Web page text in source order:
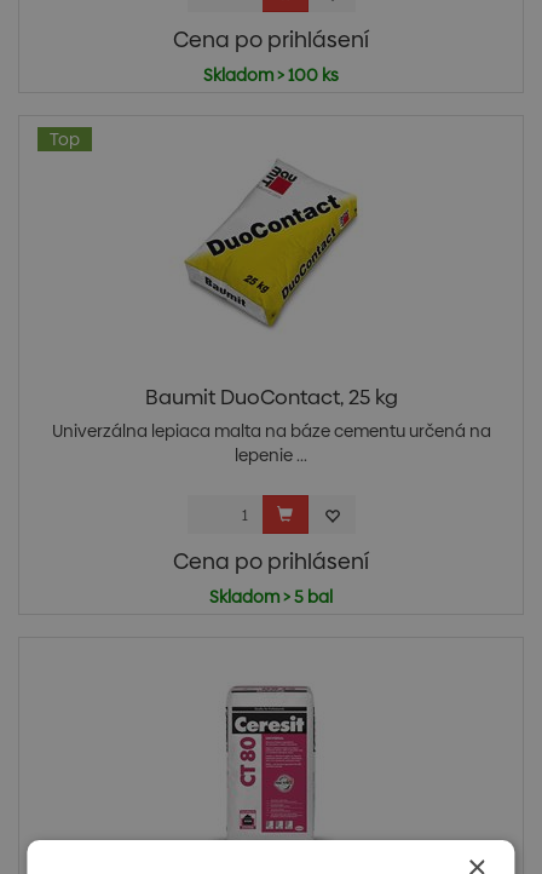
Cena po prihlásení
Skladom > 100 ks
Top
Baumit DuoContact, 25 kg
Univerzálna lepiaca malta na báze cementu určená na
lepenie ...
Cena po prihlásení
Skladom > 5 bal